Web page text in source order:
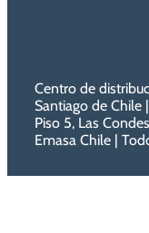
Centro de
Santiago de Chile
Piso 5, Las
Emasa Chile |